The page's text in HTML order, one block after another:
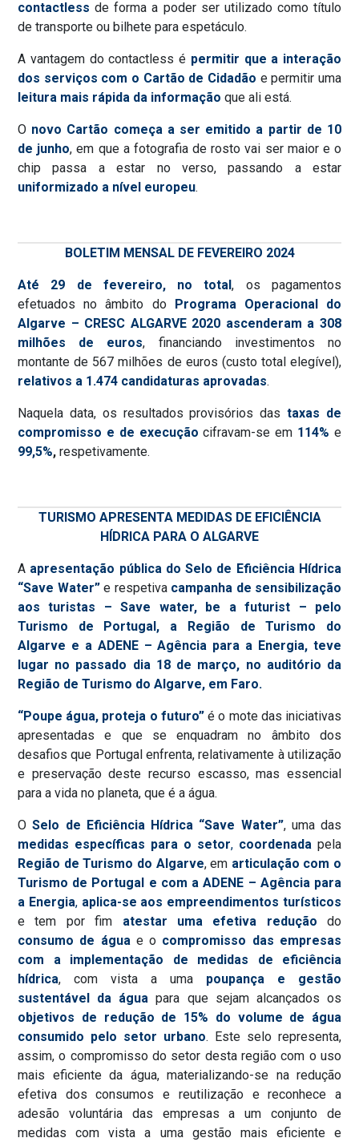
contactless de forma a poder ser utilizado como título
de transporte ou bilhete para espetáculo.
A vantagem do contactless é permitir que a interação
dos serviços com o Cartão de Cidadão e permitir uma
leitura mais rápida da informação que ali está.
O novo Cartão começa a ser emitido a partir de 10
de junho, em que a fotografia de rosto vai ser maior e o
chip passa a estar no verso, passando a estar
uniformizado a nível europeu.
BOLETIM MENSAL DE FEVEREIRO 2024
Até 29 de fevereiro, no total, os pagamentos
efetuados no âmbito do Programa Operacional do
Algarve – CRESC ALGARVE 2020 ascenderam a 308
milhões de euros, financiando investimentos no
montante de 567 milhões de euros (custo total elegível),
relativos a 1.474 candidaturas aprovadas.
Naquela data, os resultados provisórios dastaxas de
compromisso e de execução cifravam-se em 114% e
99,5%, respetivamente.
TURISMO APRESENTA MEDIDAS DE EFICIÊNCIA
HÍDRICA PARA O ALGARVE
A apresentação pública do Selo de Eficiência Hídrica
“Save Water”e respetiva campanha de sensibilização
aos turistas – Save water, be a futurist – pelo
Turismo de Portugal, a Região de Turismo do
Algarve e a ADENE – Agência para a Energia, teve
lugar no passado dia 18 de março, no auditório da
Região de Turismo do Algarve, em Faro.
“Poupe água, proteja o futuro”é o mote das iniciativas
apresentadas e que se enquadram no âmbito dos
desafios que Portugal enfrenta, relativamente à utilização
e preservação deste recurso escasso, mas essencial
para a vida no planeta, que é a água.
OSelo de Eficiência Hídrica “Save Water”, uma das
medidas específicas para o setor, coordenada pela
Região de Turismo do Algarve, em articulação com o
Turismo de Portugal e com a ADENE – Agência para
a Energia, aplica-se aos empreendimentos turísticos
e tem por fim atestar uma efetiva redução do
consumo de águae o compromisso das empresas
com a implementação de medidas de eficiência
hídrica, com vista a uma poupança
e gestão
sustentável da água para que sejam alcançados os
objetivos de redução de 15% do volume de água
consumido pelo setor urbano. Este selo representa,
assim, o compromisso do setor desta região com o uso
mais eficiente da água, materializando-se na redução
efetiva dos consumos e reutilização e reconhece a
adesão voluntária das empresas a um conjunto de
medidas com vista a uma gestão mais eficiente e